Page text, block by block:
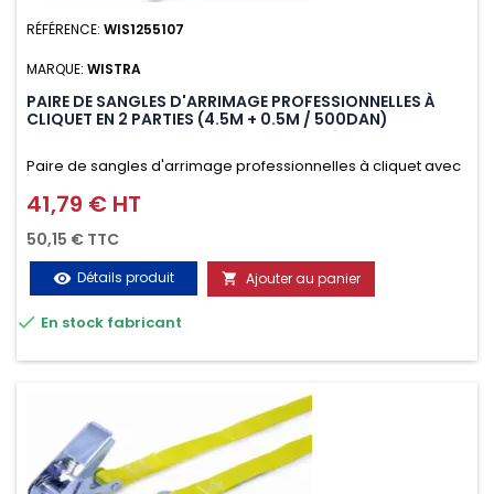
RÉFÉRENCE: WIS1255107
MARQUE: WISTRA
PAIRE DE SANGLES D'ARRIMAGE PROFESSIONNELLES À
CLIQUET EN 2 PARTIES (4.5M + 0.5M / 500DAN)
Paire de sangles d'arrimage professionnelles à cliquet avec
crochet en 2 parties (4.5M + 0.5M / 500daN), simple et rapide
d'utilisation. Permet d'arrimer et de sécuriser vos
chargements pendant le transport. Matière polyester très
résistante aux UV et aux variations de températures,
n'absorbe pas l'eau.
Prix
41,79 € HT
50,15 € TTC
visibility Détails produit  Ajouter au panier
 En stock fabricant